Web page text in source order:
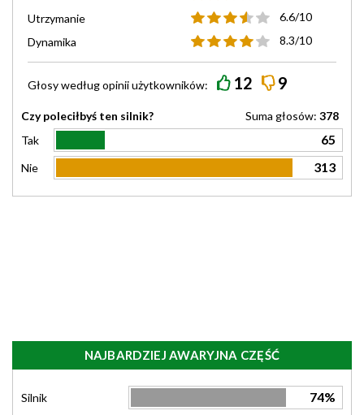
Utrzymanie
6.6/10
Dynamika
8.3/10
Głosy wedługopiniiużytkowników: 12 9
Czy poleciłbyś ten silnik? Suma głosów: 378
Tak
65
Nie 313
NAJBARDZIEJ AWARYJNA CZĘŚĆ
Silnik 74%